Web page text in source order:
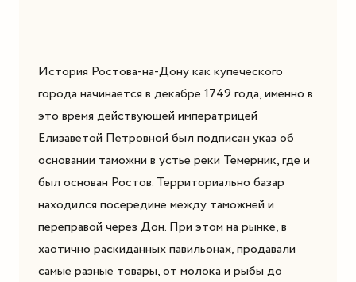
История Ростова-на-Дону как купеческого
города начинается в декабре 1749 года, именно в
это время действующей императрицей
Елизаветой Петровной был подписан указ об
основании таможни в устье реки Темерник, где и
был основан Ростов. Территориально базар
находился посередине между таможней и
переправой через Дон. При этом на рынке, в
хаотично раскиданных павильонах, продавали
самые разные товары, от молока и рыбы до